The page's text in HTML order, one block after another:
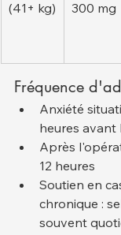
(41+ kg)
300 mg
Fréquence
Anxiété
heures avant
Après
12 heures
Soutien en
chronique :
souvent